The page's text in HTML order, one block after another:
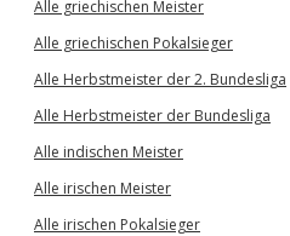
Alle griechischen Meister
Alle griechischen Pokalsieger
Alle Herbstmeister der 2. Bundesliga
Alle Herbstmeister der Bundesliga
Alle indischen Meister
Alle irischen Meister
Alle irischen Pokalsieger